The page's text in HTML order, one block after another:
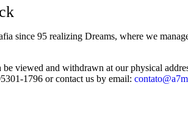
since 95 realizing Dreams, where we
viewed and withdrawn at our physical
1796 or contact us by email: